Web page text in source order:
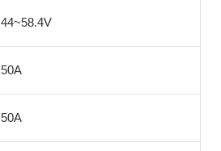
44~58.4V
50A
50A